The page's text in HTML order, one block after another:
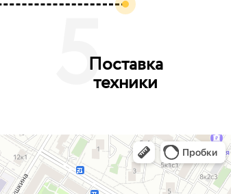
Поставка
техники
5